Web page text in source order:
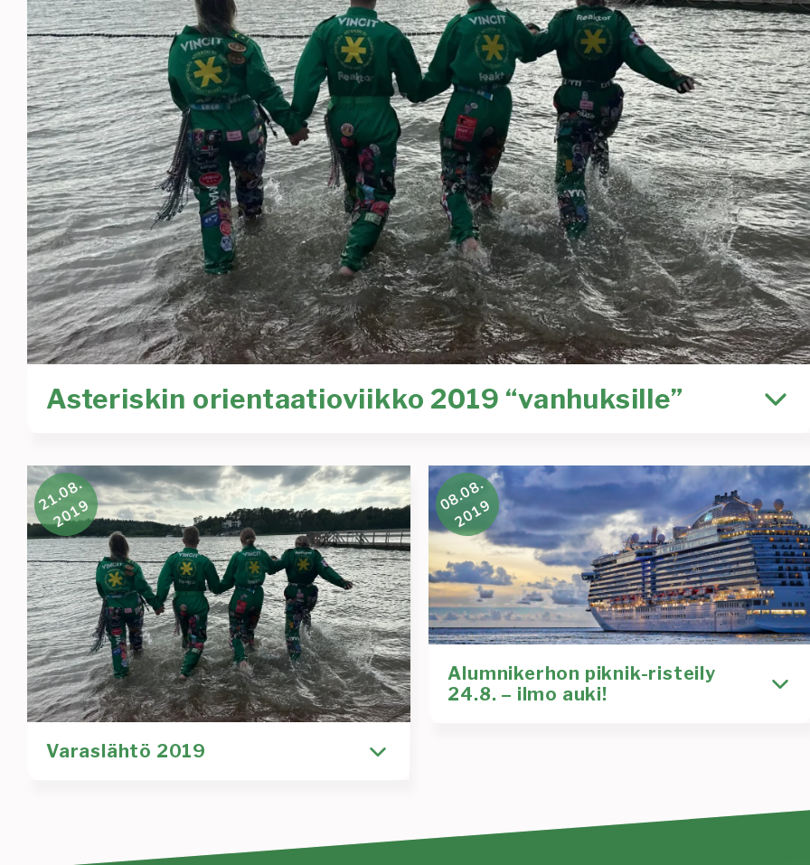
Asteriskin orientaatioviikko 2019 “vanhuksille”
Syksy lähestyy taas uhkaavaa vauhtia ja sen mukana tulee uusi lukuvuosi ja uusi pilttisyksy. Kyseisen
Kirjoittaja
Lauri Orava
Uutinen
orientaatioviikko pilttiviikko varaslähtö
Lue lisää
:
Asteriskin
2019
21.08.
2019
Varaslähtö 2019
suunnattu tapahtuma, jonka tarkoituksena on
08.08.
2019
Alumnikerhon piknik-risteily
24.8. – ilmo auki!
Tapahtuma